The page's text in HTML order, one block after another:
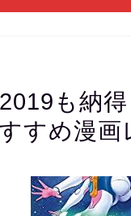
も納
すめ漫画